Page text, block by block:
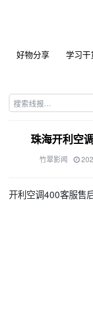
好物分享 学习干
珠海开利空
竹翠影闻
开利空调400客服售